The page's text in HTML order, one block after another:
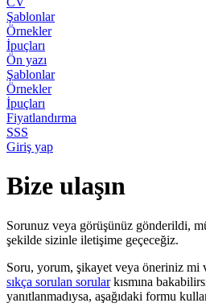
Şablonlar
Örnekler
İpuçları
Ön yazı
Şablonlar
Örnekler
İpuçları
Fiyatlandırma
SSS
Giriş yap
Bize ulaşın
Sorunuz veya görüşünüz gönderildi,
şekilde sizinle iletişime geçeceğiz.
Soru, yorum, şikayet veya öneriniz mi
sıkça sorulan sorularkısmına
yanıtlanmadıysa, aşağıdaki formu